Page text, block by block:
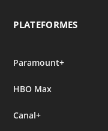
PLATEFORMES
Paramount+
HBO Max
Canal+